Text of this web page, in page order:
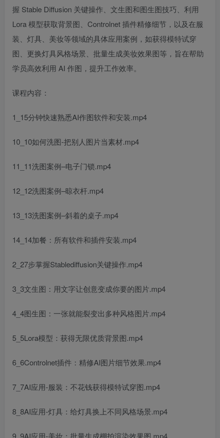
握 Stable Diffusion 关键操作、文生图和图生图技巧、利用
Lora 模型获取背景图、Controlnet 插件精修细节，以及在服
装、灯具、美妆等领域的具体应用案例，如获得模特试穿
图、更换灯具风格场景、批量生成美妆效果图等，旨在帮助
学员高效利用 AI 作图，提升工作效率。
课程内容：
1_15分钟快速熟悉AI作图软件和安装.mp4
10_10如何洗图-把别人图片当素材.mp4
11_11洗图案例–电子门锁.mp4
12_12洗图案例–晾衣杆.mp4
13_13洗图案例–斜着的桌子.mp4
14_14加餐：所有软件和插件安装.mp4
2_27步掌握Stablediffusion关键操作.mp4
3_3文生图：用文字让创意变成你要的图片.mp4
4_4图生图：一张就能裂变出多种风格图片.mp4
5_5Lora模型：获得无限优质背景图.mp4
6_6Controlnet插件：精修AI图片细节效果.mp4
7_7AI应用-服装：不花钱获得模特试穿图.mp4
8_8AI应用-灯具：给灯具换上不同风格场景.mp4
9_9AI应用-美妆：批量生成棚拍渲染效果图.mp4